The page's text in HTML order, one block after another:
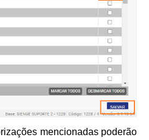
mencionadas poderão